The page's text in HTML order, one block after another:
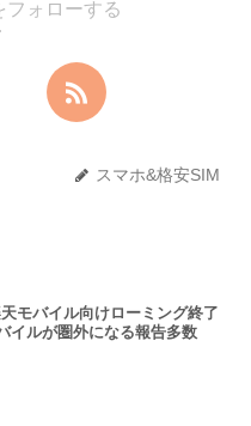
フォローする
スマホ&格安SIM
モバイル向けローミング終了
イルが圏外になる報告多数